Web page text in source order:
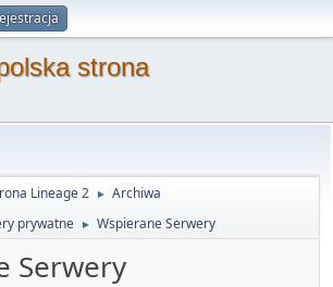
strona
Lineage 2 ► Archiwa
prywatne ► Wspierane Serwery
Serwery